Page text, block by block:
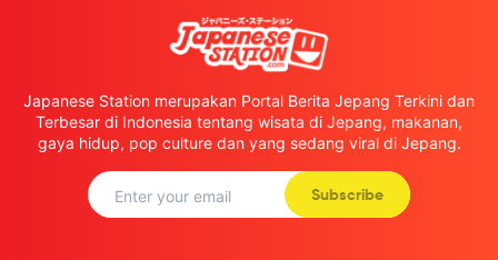
Japanese Station merupakan Portal Berita Jepang Terkini dan
Terbesar di Indonesia tentang wisata di Jepang, makanan,
gaya hidup, pop culture dan yang sedang viral di Jepang.
Subscribe